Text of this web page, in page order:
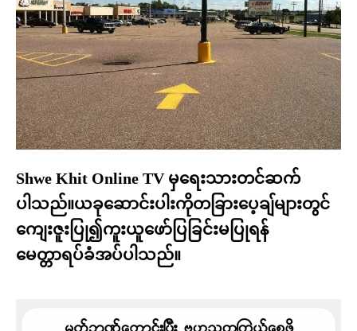
Shwe Khit Online TV မှရေးသားတင်ဆက်
ပါသည်။ယခုဆောင်းပါးကိုတခြားပေ့ချ်များတွင်
ကျေးဇူးပြု၍ကူးယူဖော်ပြခြင်းမပြုရန်
မေတ္တာရပ်ခံအပ်ပါသည်။